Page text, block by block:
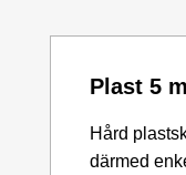
Plast 5
Hård
därmed